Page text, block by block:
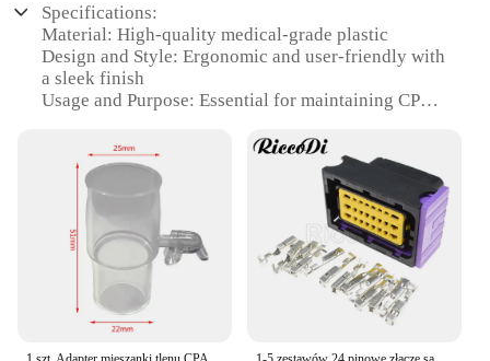
Specifications:
Material: High-quality medical-grade plastic
Design and Style: Ergonomic and user-friendly with
a sleek finish
Usage and Purpose: Essential for maintaining CPAP
Performance and Property: Durable and reliable,
ensuring consistent airflow
Parts and Accessories: Includes all necessary
components for easy setup
Applicable People: Ideal for CPAP users seeking a
reliable and secure connection
Features:
|Vendors|